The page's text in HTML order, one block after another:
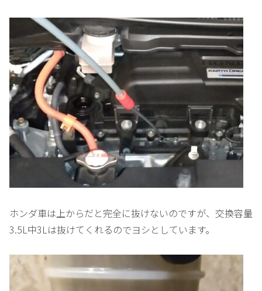
ホンダ車は上からだと完全に抜けないのですが、交換容量
3.5L中3Lは抜けてくれるのでヨシとしています。